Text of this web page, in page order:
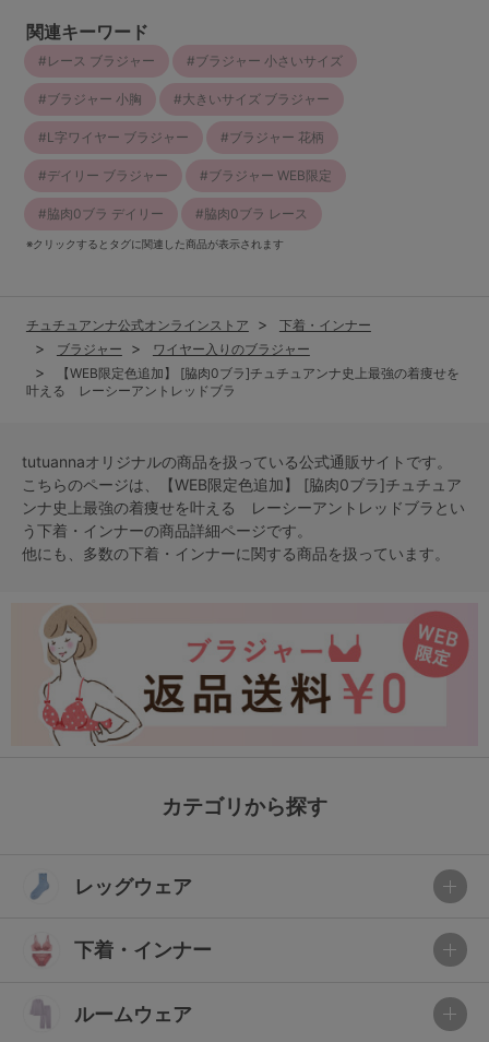
関連キーワード
レース ブラジャー ブラジャー 小さいサイズ
ブラジャー 小胸 大きいサイズ ブラジャー
L字ワイヤー ブラジャー ブラジャー 花柄
デイリー ブラジャー ブラジャー WEB限定
脇肉0ブラ デイリー 脇肉0ブラ レース
※クリックするとタグに関連した商品が表示されます
チュチュアンナ公式オンラインストア
下着・インナー
ブラジャー
ワイヤー入りのブラジャー
【WEB限定色追加】 [脇肉0ブラ]チュチュアンナ史上最強の着痩せを
叶える レーシーアントレッドブラ
tutuannaオリジナルの商品を扱っている公式通販サイトです。
こちらのページは、【WEB限定色追加】 [脇肉0ブラ]チュチュア
ンナ史上最強の着痩せを叶える レーシーアントレッドブラとい
う下着・インナーの商品詳細ページです。
他にも、多数の下着・インナーに関する商品を扱っています。
カテゴリから探す
レッグウェア
下着・インナー
ルームウェア